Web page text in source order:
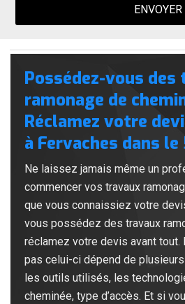
Possédez-vous des
ramonage de
Réclamez votre
à Fervaches dans
Ne laissez jamais même un
commencer vos travaux
que vous connaissiez votre
vous possédez des travaux
réclamez votre devis avant tout.
pas celui-ci dépend de
les outils utilisés, les
cheminée, type d’accès. Et si